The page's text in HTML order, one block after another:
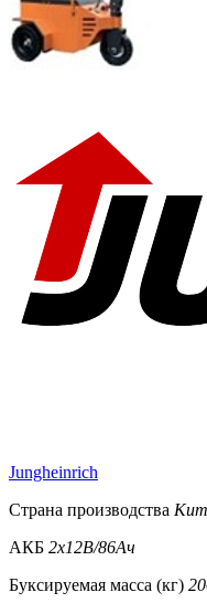
Jungheinrich
Страна производства
АКБ 2x12В/86Ач
Буксируемая масса (кг)